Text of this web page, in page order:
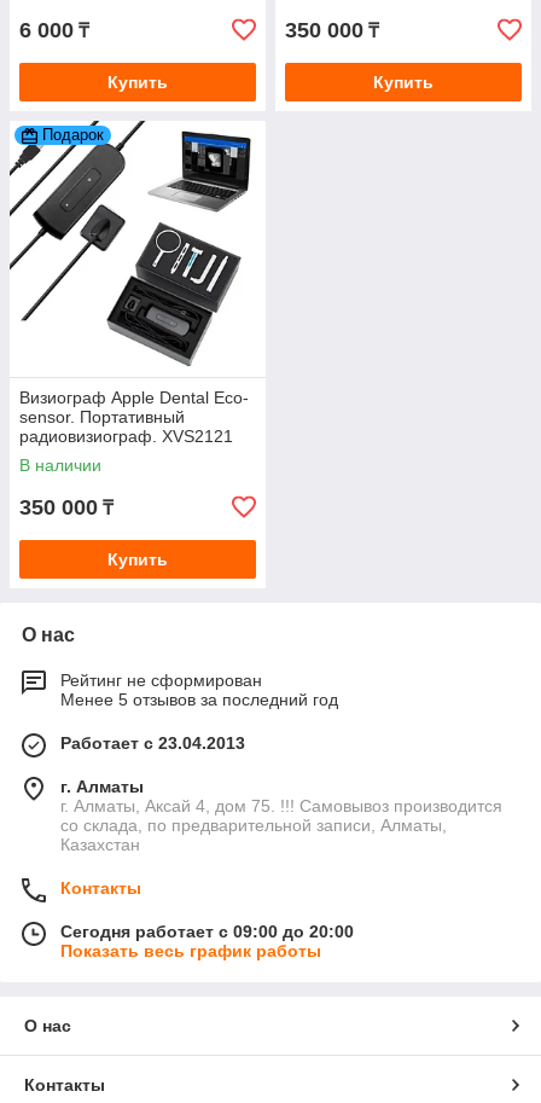
6 000 ₸
Купить
350 000 ₸
Купить
Подарок
Визиограф Apple Dental Eco-
sensor. Портативный
радиовизиограф. XVS2121
(Китай)
В наличии
350 000 ₸
Купить
О нас
Рейтинг не сформирован
Менее 5 отзывов за последний год
Работает с 23.04.2013
г. Алматы
г. Алматы, Аксай 4, дом 75. !!! Самовывоз производится
со склада, по предварительной записи, Алматы,
Казахстан
Контакты
Сегодня работает с 09:00 до 20:00
Показать весь график работы
О нас
Контакты